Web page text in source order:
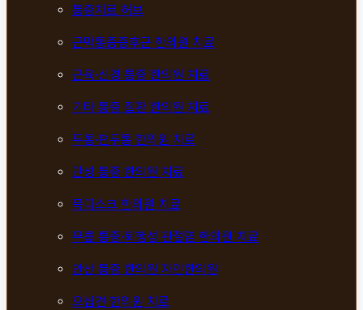
통증치료 허브
근막통증증후군 한의원 치료
근육·신경 통증 한의원 치료
기타 통증 질환 한의원 치료
두통·편두통 한의원 치료
만성 통증 한의원 치료
목디스크 한의원 치료
무릎 통증·퇴행성 관절염 한의원 치료
안산 통증 한의원 자민한의원
오십견 한의원 치료